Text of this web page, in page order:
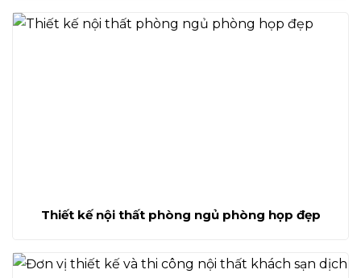
Thiết kế nội thất phòng ngủ phòng họp đẹp